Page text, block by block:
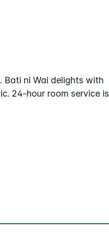
ni Wai delights with
24-hour room service is